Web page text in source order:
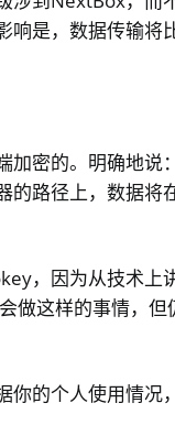
是，数据传输将
加密的。明确地说
路径上，数据将
，因为从技术上
做这样的事情，
的个人使用情况